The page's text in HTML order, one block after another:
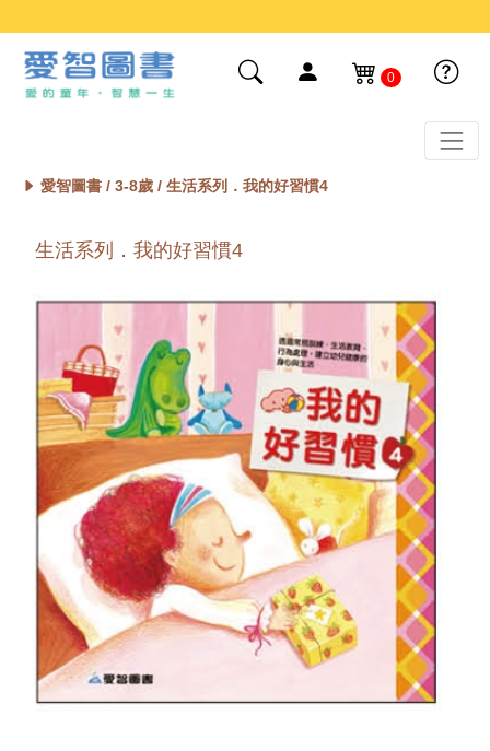
0
愛智圖書 / 3-8歲/ 生活系列．我的好習慣4
生活系列．我的好習慣4